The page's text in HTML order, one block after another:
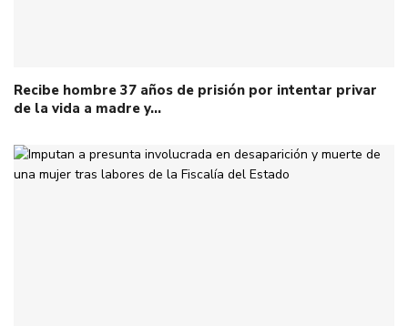
Recibe hombre 37 años de prisión por intentar privar
de la vida a madre y…